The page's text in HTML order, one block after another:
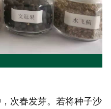
次春发芽。若将种子沙